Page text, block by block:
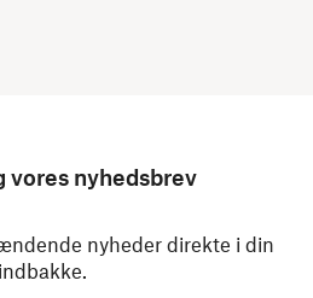
vores nyhedsbrev
nyheder direkte i din
indbakke.